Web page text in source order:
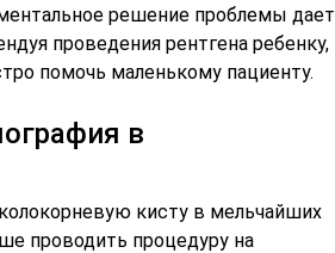
решение проблемы дает
проведения рентгена ребенку,
помочь маленькому пациенту.
в
кисту в мельчайших
проводить процедуру на